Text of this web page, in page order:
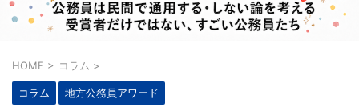
HOME > コラム >
コラム 地方公務員アワード